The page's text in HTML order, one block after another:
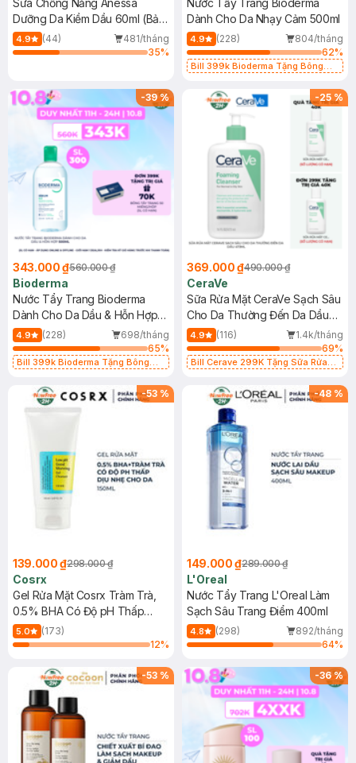
Sữa Chống Nắng Anessa
Dưỡng Da Kiềm Dầu 60ml (Bản
Mới)
4.9 (44)
481/tháng
35%
Nước Tẩy Trang Bioderma
Dành Cho Da Nhạy Cảm 500ml
4.9 (228)
804/tháng
62%
Bill 399k Bioderma Tặng Bông
-39%
343.000 ₫560.000 ₫
Bioderma
Nước Tẩy Trang Bioderma
Dành Cho Da Dầu & Hỗn Hợp
500ml
4.9 (228)
698/tháng
65%
Bill 399k Bioderma Tặng Bông
-25 %
369.000 ₫490.000 ₫
CeraVe
Sữa Rửa Mặt CeraVe Sạch Sâu
Cho Da Thường Đến Da Dầu
473ml
4.9 (116)
1.4k/tháng
69%
Bill Cerave 299K Tặng Sữa Rửa
-53 %
139.000 ₫298.000 ₫
Cosrx
Gel Rửa Mặt Cosrx Tràm Trà,
0.5% BHA Có Độ pH Thấp
150ml
5.0
(173)
12%
-48 %
149.000 ₫289.000 ₫
L'Oreal
Nước Tẩy Trang L'Oreal Làm
Sạch Sâu Trang Điểm 400ml
4.8 (298)
892/tháng
64%
-53 % -36%